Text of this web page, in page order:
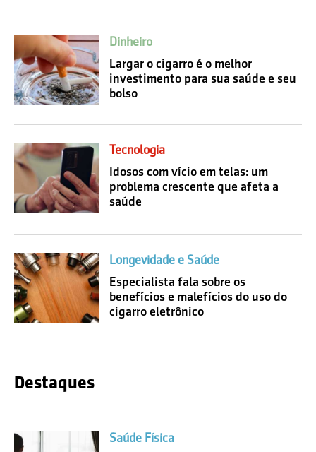
Dinheiro
Largar o cigarro é o melhor
investimento para sua saúde e seu
bolso
Tecnologia
Idosos com vício em telas: um
problema crescente que afeta a
saúde
Longevidade e Saúde
Especialista fala sobre os
benefícios e malefícios do uso do
cigarro eletrônico
Destaques
Saúde Física